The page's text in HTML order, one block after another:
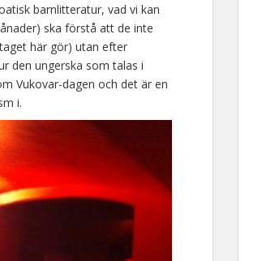
barnlitteratur, vad vi kan
ska förstå att de inte
här gör) utan efter
den ungerska som talas i
Vukovar-dagen och det är en
i.